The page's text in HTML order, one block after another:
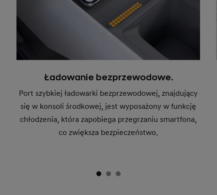
Ładowanie bezprzewodowe.
Port szybkiej ładowarki bezprzewodowej, znajdujący
się w konsoli środkowej, jest wyposażony w funkcję
chłodzenia, która zapobiega przegrzaniu smartfona,
co zwiększa bezpieczeństwo.